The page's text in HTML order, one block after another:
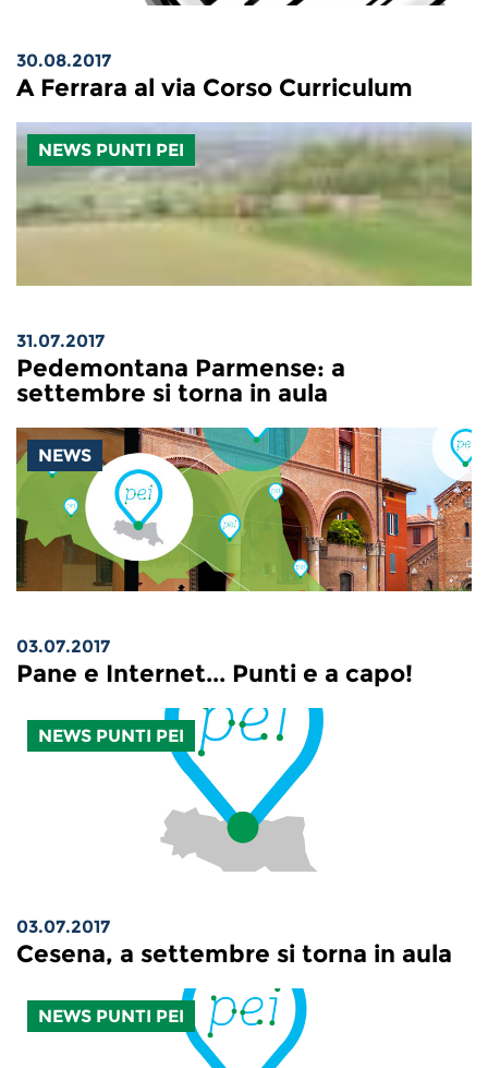
30.08.2017
A Ferrara al via Corso Curriculum
NEWS PUNTI PEI
31.07.2017
Pedemontana Parmense: a
settembre si torna in aula
NEWS
03.07.2017
Pane e Internet... Punti e a capo!
NEWS PUNTI PEI
03.07.2017
Cesena, a settembre si torna in aula
NEWS PUNTI PEI